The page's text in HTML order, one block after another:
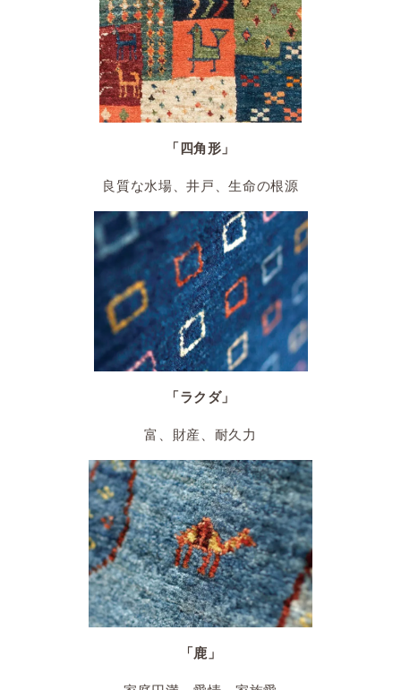
「四角形」
良質な水場、井戸、生命の根源
「ラクダ」
富、財産、耐久力
「鹿」